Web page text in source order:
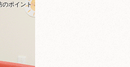
のポイント